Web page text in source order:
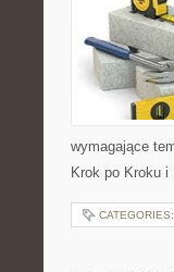
wymagające
Krok po Kroku
CATEGORIES: